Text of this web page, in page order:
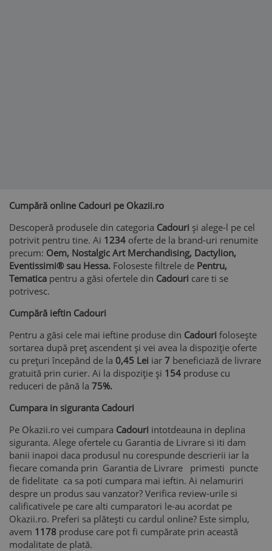
Cumpără online Cadouri pe Okazii.ro
Descoperă produsele din categoria Cadouri și alege-l pe cel
potrivit pentru tine. Ai 1234 oferte de la brand-uri renumite
precum: Oem, Nostalgic Art Merchandising, Dactylion,
Eventissimi® sau Hessa. Foloseste filtrele de Pentru,
Tematica pentru a găsi ofertele din Cadouri care ti se
potrivesc.
Cumpără ieftin Cadouri
Pentru a găsi cele mai ieftine produse din Cadouri folosește
sortarea după preț ascendent și vei avea la dispoziție oferte
cu prețuri începând de la 0,45 Lei iar 7 beneficiază de livrare
gratuită prin curier. Ai la dispoziție și 154 produse cu
reduceri de până la 75%.
Cumpara in siguranta Cadouri
Pe Okazii.ro vei cumpara Cadouri intotdeauna in deplina
siguranta. Alege ofertele cu Garantia de Livrare si iti dam
banii inapoi daca produsul nu corespunde descrierii iar la
fiecare comanda prin Garantia de Livrare primesti puncte
de fidelitate ca sa poti cumpara mai ieftin. Ai nelamuriri
despre un produs sau vanzator? Verifica review-urile si
calificativele pe care alti cumparatori le-au acordat pe
Okazii.ro. Preferi sa plătești cu cardul online? Este simplu,
avem 1178 produse care pot fi cumpărate prin această
modalitate de plată.